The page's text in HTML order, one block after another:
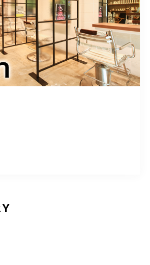
ACCESS
06-6136-6633
6136-6633 【火水木日・祝】10:00～19:00
【金土】10:00〜21:00